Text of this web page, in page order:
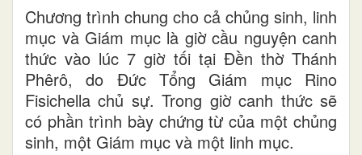
Chương trình chung cho cả chủng sinh, linh
mục và Giám mục là giờ cầu nguyện canh
thức vào lúc 7 giờ tối tại Đền thờ Thánh
Phêrô, do Đức Tổng Giám mục Rino
Fisichella chủ sự. Trong giờ canh thức sẽ
có phần trình bày chứng từ của một chủng
sinh, một Giám mục và một linh mục.